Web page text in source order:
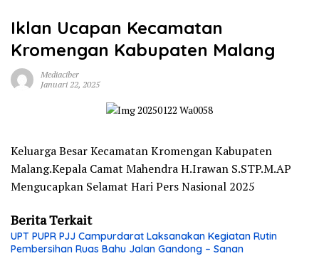
Iklan Ucapan Kecamatan
Kromengan Kabupaten Malang
Mediaciber
Januari 22, 2025
Keluarga Besar Kecamatan Kromengan Kabupaten
Malang.Kepala Camat Mahendra H.Irawan S.STP.M.AP
Mengucapkan Selamat Hari Pers Nasional 2025
Berita Terkait
UPT PUPR PJJ Campurdarat Laksanakan Kegiatan Rutin
Pembersihan Ruas Bahu Jalan Gandong – Sanan